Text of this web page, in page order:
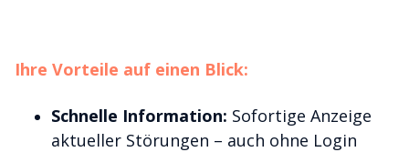
Ihre Vorteile auf einen Blick:
Schnelle Information: Sofortige Anzeige
aktueller Störungen – auch ohne Login